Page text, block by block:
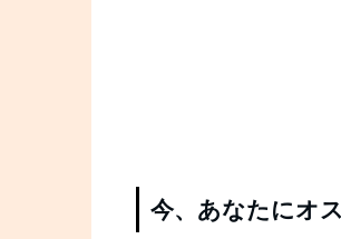
今、あなたにオ